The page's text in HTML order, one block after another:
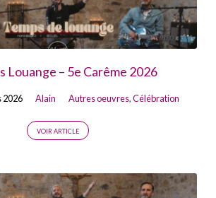
Louange – 5e Carême 2026
2026 Alain Autres oeuvres,Célébration
VOIR ARTICLE